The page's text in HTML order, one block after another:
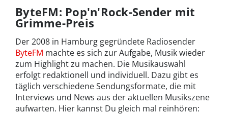
ByteFM: Pop'n'Rock-Sender mit
Grimme-Preis
Der 2008 in Hamburg gegründete Radiosender
ByteFM machte es sich zur Aufgabe, Musik wieder
zum Highlight zu machen. Die Musikauswahl
erfolgt redaktionell und individuell. Dazu gibt es
täglich verschiedene Sendungsformate, die mit
Interviews und News aus der aktuellen Musikszene
aufwarten. Hier kannst Du gleich mal reinhören: